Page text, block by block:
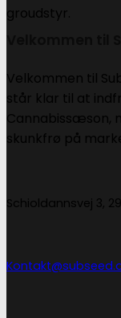
Velkommen til
står klar til at
Cannabissæson,
skunkfrø på
Schioldannsvej 3,